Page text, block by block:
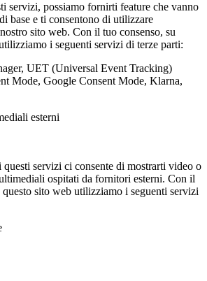
servizi, possiamo fornirti feature che vanno
base e ti consentono di utilizzare
sito web. Con il tuo consenso, su
i seguenti servizi di terze parti:
UET (Universal Event Tracking)
Mode, Google Consent Mode, Klarna,
esterni
questi servizi ci consente di mostrarti video o
ospitati da fornitori esterni. Con il
questo sito web utilizziamo i seguenti servizi